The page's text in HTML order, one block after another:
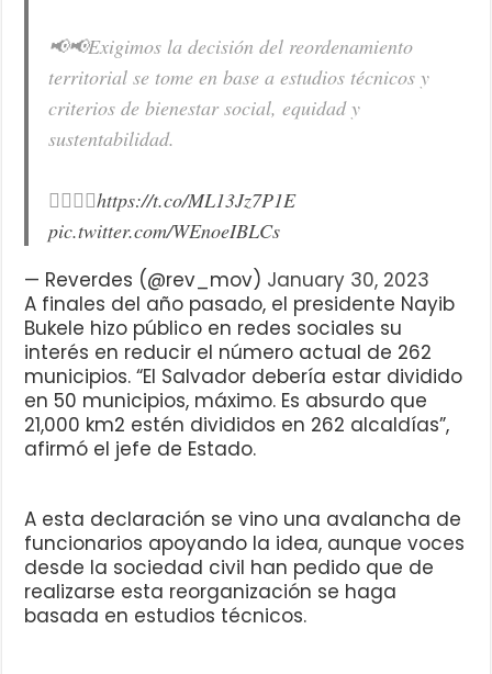
📢📢Exigimos la decisión del reordenamiento
territorial se tome en base a estudios técnicos y
criterios de bienestar social, equidad y
sustentabilidad.
👉🏼👉🏼https://t.co/ML13Jz7P1E
pic.twitter.com/WEnoeIBLCs
— Reverdes (@rev_mov) January 30, 2023
A finales del año pasado, el presidente Nayib
Bukele hizo público en redes sociales su
interés en reducir el número actual de 262
municipios. “El Salvador debería estar dividido
en 50 municipios, máximo. Es absurdo que
21,000 km2 estén divididos en 262 alcaldías”,
afirmó el jefe de Estado.
A esta declaración se vino una avalancha de
funcionarios apoyando la idea, aunque voces
desde la sociedad civil han pedido que de
realizarse esta reorganización se haga
basada en estudios técnicos.